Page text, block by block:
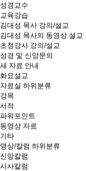
성경교수
교육강습
김대성 목사 강의/설교
김대성 목사의 동영상 설교
초청강사 강의/설교
성경 및 신앙문의
새 자료 안내
화요설교
자료실 하위분류
강목
서적
파워포인트
동영상 자료
기타
명상/칼럼 하위분류
신앙칼럼
시사칼럼